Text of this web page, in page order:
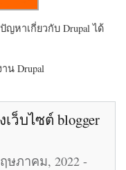
หาเกี่ยวกับ Drupal ได้
น Drupal
ว็บไซต์ blogger
ษภาคม, 2022 -